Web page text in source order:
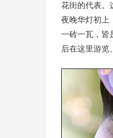
花街的代表。
夜晚华灯初上
一砖一瓦，皆
后在这里游览